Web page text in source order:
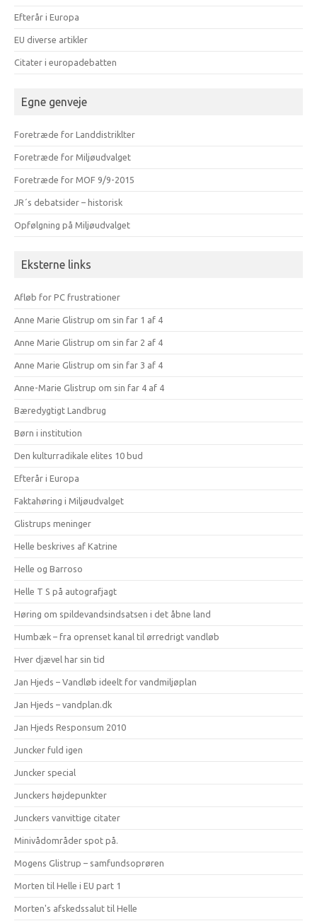
Efterår i Europa
EU diverse artikler
Citater i europadebatten
Egne genveje
Foretræde for Landdistriklter
Foretræde for Miljøudvalget
Foretræde for MOF 9/9-2015
JR´s debatsider – historisk
Opfølgning på Miljøudvalget
Eksterne links
Afløb for PC frustrationer
Anne Marie Glistrup om sin far 1 af 4
Anne Marie Glistrup om sin far 2 af 4
Anne Marie Glistrup om sin far 3 af 4
Anne-Marie Glistrup om sin far 4 af 4
Bæredygtigt Landbrug
Børn i institution
Den kulturradikale elites 10 bud
Efterår i Europa
Faktahøring i Miljøudvalget
Glistrups meninger
Helle beskrives af Katrine
Helle og Barroso
Helle T S på autografjagt
Høring om spildevandsindsatsen i det åbne land
Humbæk – fra oprenset kanal til ørredrigt vandløb
Hver djævel har sin tid
Jan Hjeds – Vandløb ideelt for vandmiljøplan
Jan Hjeds – vandplan.dk
Jan Hjeds Responsum 2010
Juncker fuld igen
Juncker special
Junckers højdepunkter
Junckers vanvittige citater
Minivådområder spot på.
Mogens Glistrup – samfundsoprøren
Morten til Helle i EU part 1
Morten's afskedssalut til Helle